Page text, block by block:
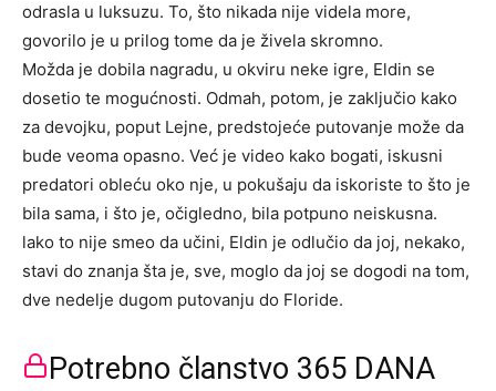
odrasla u luksuzu. To, što nikada nije videla more,
govorilo je u prilog tome da je živela skromno.
Možda je dobila nagradu, u okviru neke igre, Eldin se
dosetio te mogućnosti. Odmah, potom, je zaključio kako
za devojku, poput Lejne, predstojeće putovanje može da
bude veoma opasno. Već je video kako bogati, iskusni
predatori obleću oko nje, u pokušaju da iskoriste to što je
bila sama, i što je, očigledno, bila potpuno neiskusna.
lako to nije smeo da učini, Eldin je odlučio da joj, nekako,
stavi do znanja šta je, sve, moglo da joj se dogodi na tom,
dve nedelje dugom putovanju do Floride.
Potrebno članstvo 365 DANA